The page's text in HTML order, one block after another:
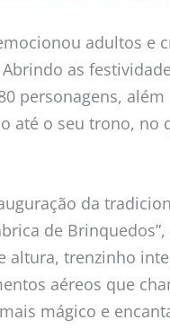
adultos e
as
personagens,
até o seu trono, no
da
de
altura, trenzinho
aéreos que
mágico e